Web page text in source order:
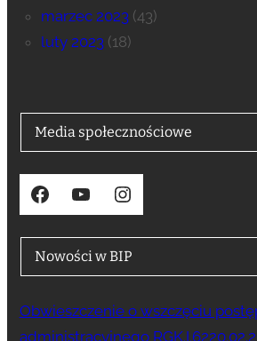
marzec 2023 (43)
luty 2023 (18)
Media społecznościowe
Facebook YouTube Instagram
Nowości w BIP
Obwieszczenie o wszczęciu
administracyjnego